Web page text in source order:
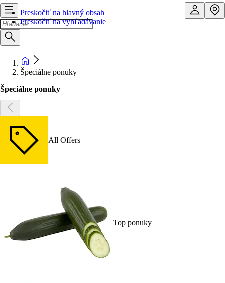
Preskočiť na hlavný obsah
Preskočiť na vyhľadávanie
Špeciálne ponuky
Špeciálne ponuky
All Offers
Top ponuky